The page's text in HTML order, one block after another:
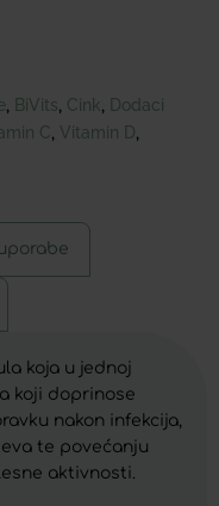
BiVits Cink Dodaci
C Vitamin D
koja u jednoj
koji doprinose
nakon infekcija,
te povećanju
aktivnosti.